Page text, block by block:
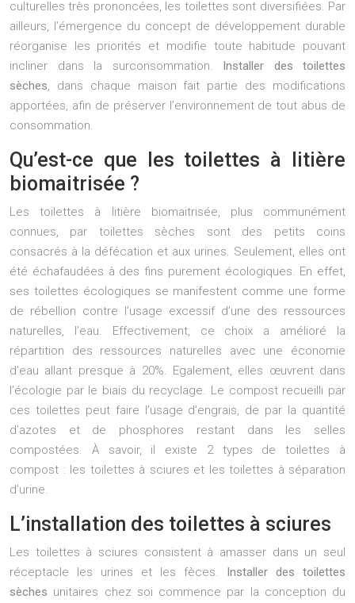
culturelles très prononcées, les toilettes sont diversifiées. Par
ailleurs, l’émergence du concept de développement durable
réorganise les priorités et modifie toute habitude pouvant
incliner dans la surconsommation. Installer des toilettes
sèches, dans chaque maison fait partie des modifications
apportées, afin de préserver l’environnement de tout abus de
consommation.
Qu’est-ce que les toilettes à litière
biomaitrisée ?
Les toilettes à litière biomaitrisée, plus communément
connues, par toilettes sèches sont des petits coins
consacrés à la défécation et aux urines. Seulement, elles ont
été échafaudées à des fins purement écologiques. En effet,
ses toilettes écologiques se manifestent comme une forme
de rébellion contre l’usage excessif d’une des ressources
naturelles, l’eau. Effectivement, ce choix a amélioré la
répartition des ressources naturelles avec une économie
d’eau allant presque à 20%. Egalement, elles œuvrent dans
l’écologie par le biais du recyclage. Le compost recueilli par
ces toilettes peut faire l’usage d’engrais, de par la quantité
d’azotes et de phosphores restant dans les selles
compostées. À savoir, il existe 2 types de toilettes à
compost : les toilettes à sciures et les toilettes à séparation
d’urine.
L’installation des toilettes à sciures
Les toilettes à sciures consistent à amasser dans un seul
réceptacle les urines et les fèces. Installer des toilettes
sèches unitaires chez soi commence par la conception du